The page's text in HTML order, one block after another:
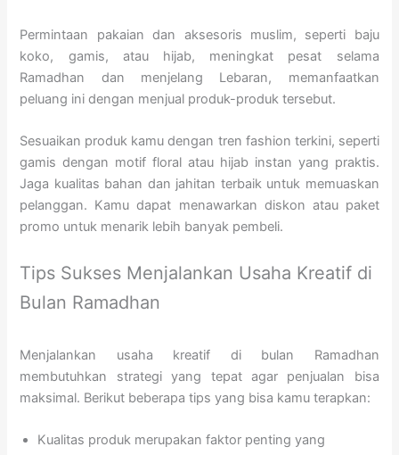
Permintaan pakaian dan aksesoris muslim, seperti baju
koko, gamis, atau hijab, meningkat pesat selama
Ramadhan dan menjelang Lebaran, memanfaatkan
peluang ini dengan menjual produk-produk tersebut.
Sesuaikan produk kamu dengan tren fashion terkini, seperti
gamis dengan motif floral atau hijab instan yang praktis.
Jaga kualitas bahan dan jahitan terbaik untuk memuaskan
pelanggan. Kamu dapat menawarkan diskon atau paket
promo untuk menarik lebih banyak pembeli.
Tips Sukses Menjalankan Usaha Kreatif di
Bulan Ramadhan
Menjalankan usaha kreatif di bulan Ramadhan
membutuhkan strategi yang tepat agar penjualan bisa
maksimal. Berikut beberapa tips yang bisa kamu terapkan:
Kualitas produk merupakan faktor penting yang